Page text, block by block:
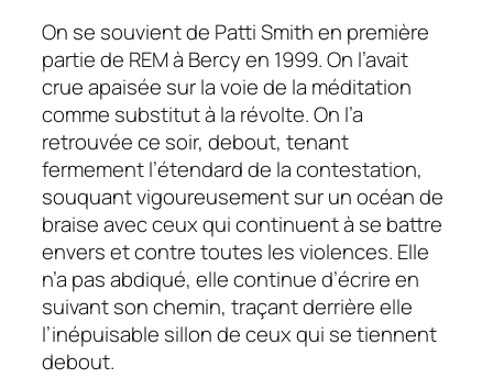
On se souvient de Patti Smith en première
partie de REM à Bercy en 1999. On l’avait
crue apaisée sur la voie de la méditation
comme substitut à la révolte. On l’a
retrouvée ce soir, debout, tenant
fermement l’étendard de la contestation,
souquant vigoureusement sur un océan de
braise avec ceux qui continuent à se battre
envers et contre toutes les violences. Elle
n’a pas abdiqué, elle continue d’écrire en
suivant son chemin, traçant derrière elle
l’inépuisable sillon de ceux qui se tiennent
debout.